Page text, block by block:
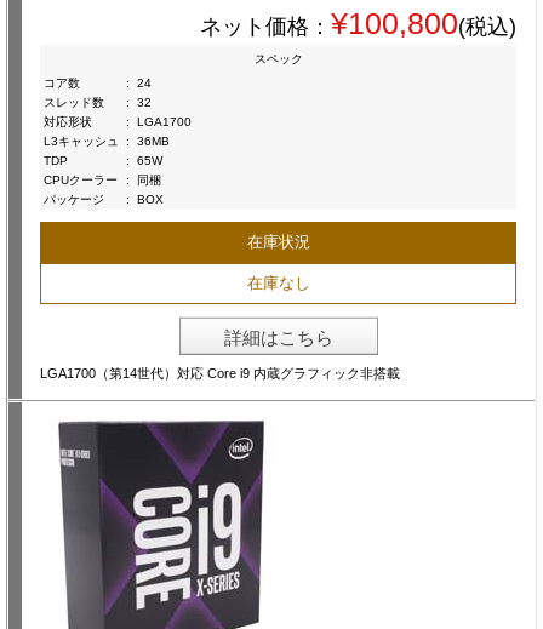
ネット価格： ¥100,800(税込)
スペック
コア数
:
24
スレッド数
:
32
対応形状
:
LGA1700
L3キャッシュ
:
36MB
TDP
:
65W
CPUクーラー
:
同梱
パッケージ
: BOX
在庫状況
在庫なし
詳細はこちら
LGA1700（第14世代）対応 Core i9 内蔵グラフィック非搭載